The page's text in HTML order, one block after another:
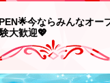
今ならみんなオー
大歓迎💖